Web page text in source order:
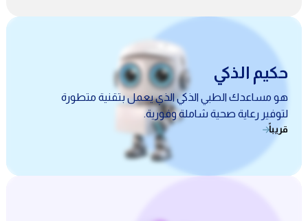
حكيم الذكي
هو مساعدك الطبي الذكي الذي يعمل بتقنية متطورة
لتوفير رعاية صحية شاملة وفورية.
قريباً